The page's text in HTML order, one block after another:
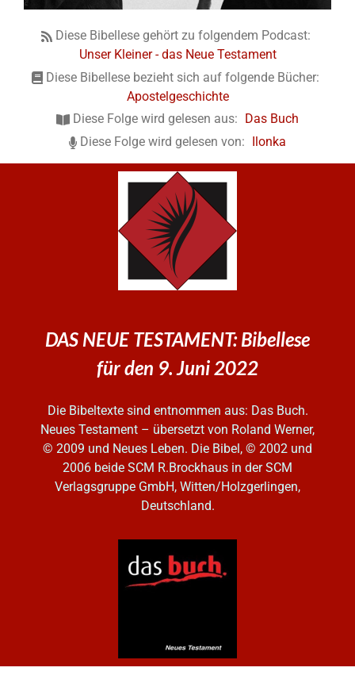
Diese Bibellese gehört zu folgendem Podcast:
Unser Kleiner - das Neue Testament
Diese Bibellese bezieht sich auf folgende Bücher:
Apostelgeschichte
Diese Folge wird gelesen aus:
Das Buch
Diese Folge wird gelesen von:
Ilonka
DAS NEUE TESTAMENT: Bibellese
für den 9. Juni 2022
Die Bibeltexte sind entnommen aus: Das Buch.
Neues Testament – übersetzt von Roland Werner,
© 2009 und Neues Leben. Die Bibel, © 2002 und
2006 beide SCM R.Brockhaus in der SCM
Verlagsgruppe GmbH, Witten/Holzgerlingen,
Deutschland.